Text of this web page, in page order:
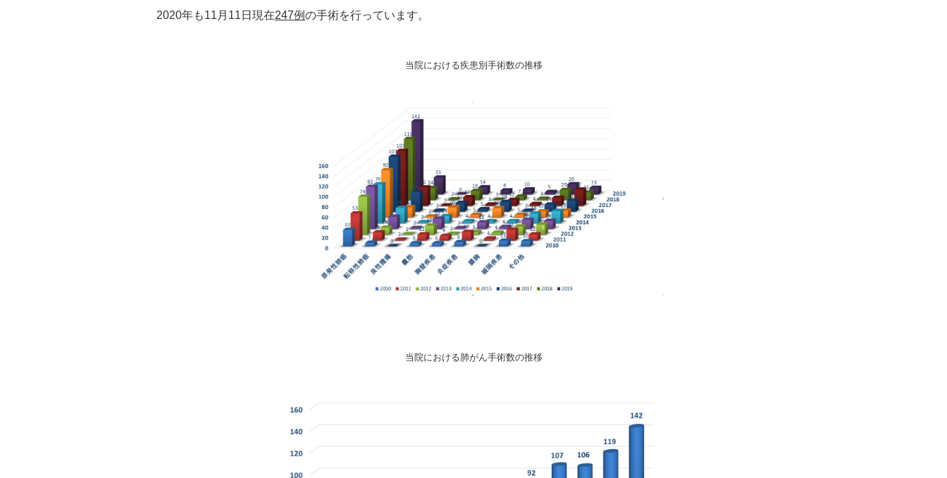
2020年も11月11日現在247例の手術を行っています。
当院における疾患別手術数の推移
当院における肺がん手術数の推移